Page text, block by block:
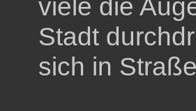
viele die
Stadt
sich in